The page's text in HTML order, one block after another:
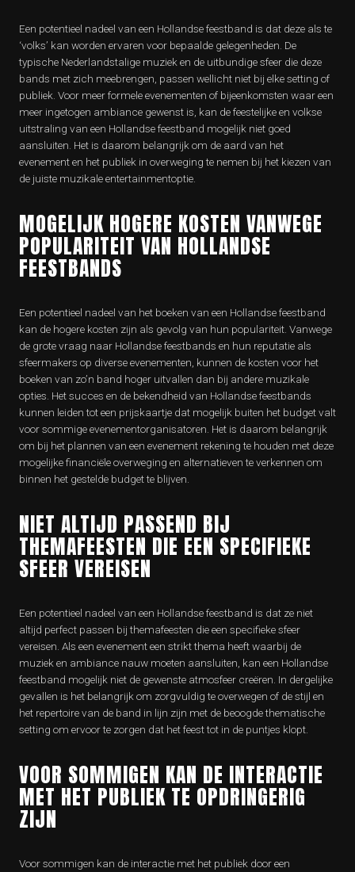
Een potentieel nadeel van een Hollandse feestband is dat deze als te
‘volks’ kan worden ervaren voor bepaalde gelegenheden. De
typische Nederlandstalige muziek en de uitbundige sfeer die deze
bands met zich meebrengen, passen wellicht niet bij elke setting of
publiek. Voor meer formele evenementen of bijeenkomsten waar een
meer ingetogen ambiance gewenst is, kan de feestelijke en volkse
uitstraling van een Hollandse feestband mogelijk niet goed
aansluiten. Het is daarom belangrijk om de aard van het
evenement en het publiek in overweging te nemen bij het kiezen van
de juiste muzikale entertainmentoptie.
MOGELIJK HOGERE KOSTEN VANWEGE
POPULARITEIT VAN HOLLANDSE
FEESTBANDS
Een potentieel nadeel van het boeken van een Hollandse feestband
kan de hogere kosten zijn als gevolg van hun populariteit. Vanwege
de grote vraag naar Hollandse feestbands en hun reputatie als
sfeermakers op diverse evenementen, kunnen de kosten voor het
boeken van zo’n band hoger uitvallen dan bij andere muzikale
opties. Het succes en de bekendheid van Hollandse feestbands
kunnen leiden tot een prijskaartje dat mogelijk buiten het budget valt
voor sommige evenementorganisatoren. Het is daarom belangrijk
om bij het plannen van een evenement rekening te houden met deze
mogelijke financiële overweging en alternatieven te verkennen om
binnen het gestelde budget te blijven.
NIET ALTIJD PASSEND BIJ
THEMAFEESTEN DIE EEN SPECIFIEKE
SFEER VEREISEN
Een potentieel nadeel van een Hollandse feestband is dat ze niet
altijd perfect passen bij themafeesten die een specifieke sfeer
vereisen. Als een evenement een strikt thema heeft waarbij de
muziek en ambiance nauw moeten aansluiten, kan een Hollandse
feestband mogelijk niet de gewenste atmosfeer creëren. In dergelijke
gevallen is het belangrijk om zorgvuldig te overwegen of de stijl en
het repertoire van de band in lijn zijn met de beoogde thematische
setting om ervoor te zorgen dat het feest tot in de puntjes klopt.
VOOR SOMMIGEN KAN DE INTERACTIE
MET HET PUBLIEK TE OPDRINGERIG
ZIJN
Voor sommigen kan de interactie met het publiek door een